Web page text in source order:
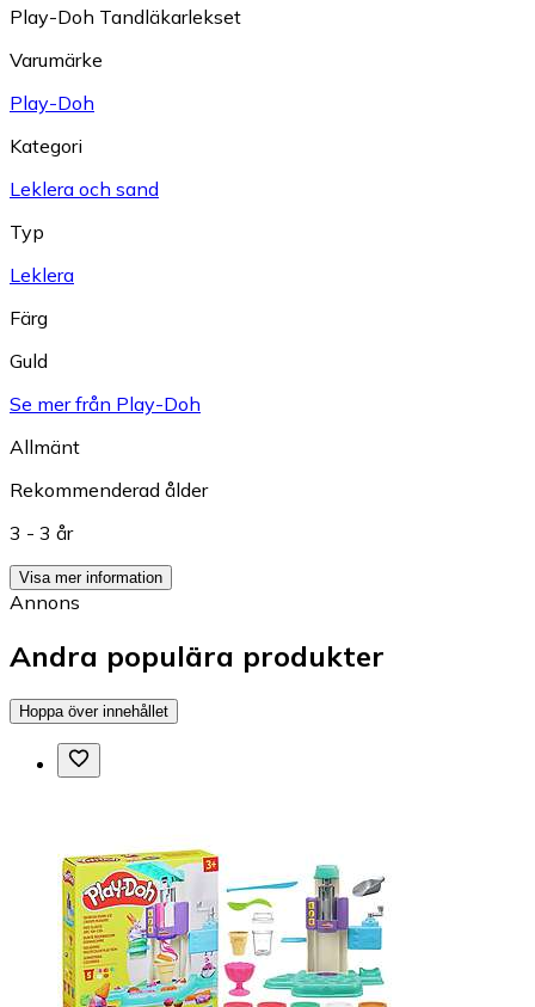
Play-Doh Tandläkarlekset
Varumärke
Play-Doh
Kategori
Leklera och sand
Typ
Leklera
Färg
Guld
Se mer från Play-Doh
Allmänt
Rekommenderad ålder
3 - 3 år
Visa mer information
Annons
Andra populära produkter
Hoppa över innehållet